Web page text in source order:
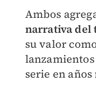
Ambos
narrativa del
su valor
serie en